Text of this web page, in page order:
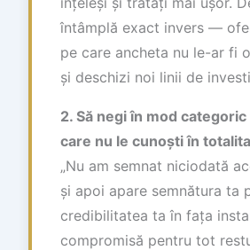
întâmplă exact invers —
pe care ancheta nu le-ar fi
și deschizi noi linii de
2. Să negi în mod
care nu le cunoști în
„Nu am semnat niciodată
și apoi apare semnătura ta
credibilitatea ta în fața
compromisă pentru tot